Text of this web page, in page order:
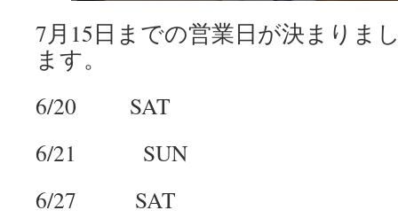
7月15日までの営業日が決まりま
ます。
6/20 SAT
6/21 SUN
6/27 SAT